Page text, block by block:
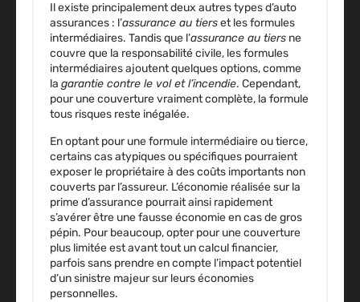
Il existe principalement deux autres types d’auto
assurances : l’assurance au tierset les formules
intermédiaires. Tandis que l’assurance au tiers ne
couvre que la responsabilité civile, les formules
intermédiaires ajoutent quelques options, comme
la garantie contre le vol et l’incendie. Cependant,
pour une couverture vraiment complète, la formule
tous risques reste inégalée.
En optant pour une formule intermédiaire ou tierce,
certains cas atypiques ou spécifiques pourraient
exposer le propriétaire à des coûts importants non
couverts par l’assureur. L’économie réalisée sur la
prime d’assurance pourrait ainsi rapidement
s’avérer être une fausse économie en cas de gros
pépin. Pour beaucoup, opter pour une couverture
plus limitée est avant tout un calcul financier,
parfois sans prendre en compte l’impact potentiel
d’un sinistre majeur sur leurs économies
personnelles.